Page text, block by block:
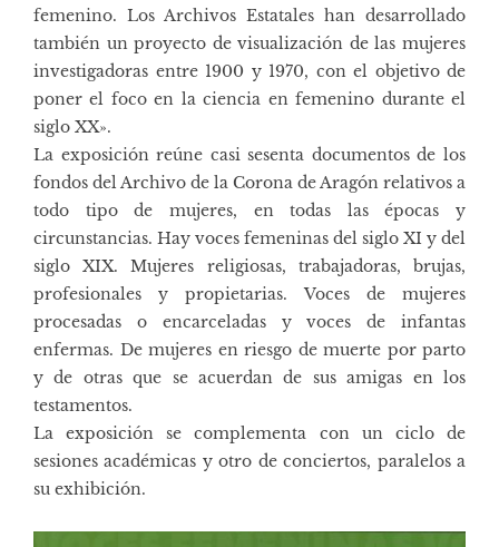
femenino. Los Archivos Estatales han desarrollado
también un proyecto de visualización de las mujeres
investigadoras entre 1900 y 1970, con el objetivo de
poner el foco en la ciencia en femenino durante el
siglo XX».
La exposición reúne casi sesenta documentos de los
fondos del Archivo de la Corona de Aragón relativos a
todo tipo de mujeres, en todas las épocas y
circunstancias. Hay voces femeninas del siglo XI y del
siglo XIX. Mujeres religiosas, trabajadoras, brujas,
profesionales y propietarias. Voces de mujeres
procesadas o encarceladas y voces de infantas
enfermas. De mujeres en riesgo de muerte por parto
y de otras que se acuerdan de sus amigas en los
testamentos.
La exposición se complementa con un ciclo de
sesiones académicas y otro de conciertos, paralelos a
su exhibición.